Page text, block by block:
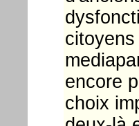
encore
choix